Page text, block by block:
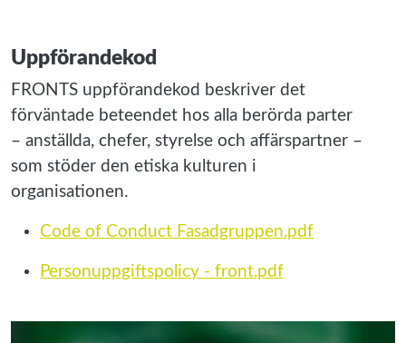
Uppförandekod
FRONTS uppförandekod beskriver det
förväntade beteendet hos alla berörda parter
– anställda, chefer, styrelse och affärspartner –
som stöder den etiska kulturen i
organisationen.
Code of Conduct Fasadgruppen.pdf
Personuppgiftspolicy - front.pdf